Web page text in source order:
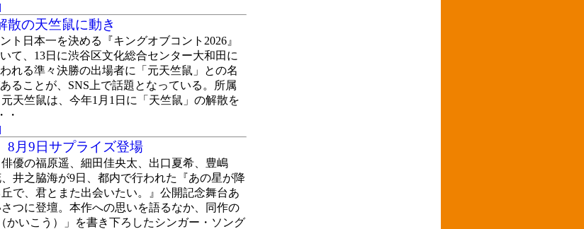
散の天竺鼠に動き
日本一を決める『キングオブコント2026』
て、13日に渋谷区文化総合センター大和田に
れる準々決勝の出場者に「元天竺鼠」との名
ることが、SNS上で話題となっている。所属
天竺鼠は、今年1月1日に「天竺鼠」の解散を
・
8月9日サプライズ登場
優の福原遥、細田佳央太、出口夏希、豊嶋
井之脇海が9日、都内で行われた『あの星が降
で、君とまた出会いたい。』公開記念舞台あ
つに登壇。本作への思いを語るなか、同作の
かいこう）」を書き下ろしたシンガー・ソング